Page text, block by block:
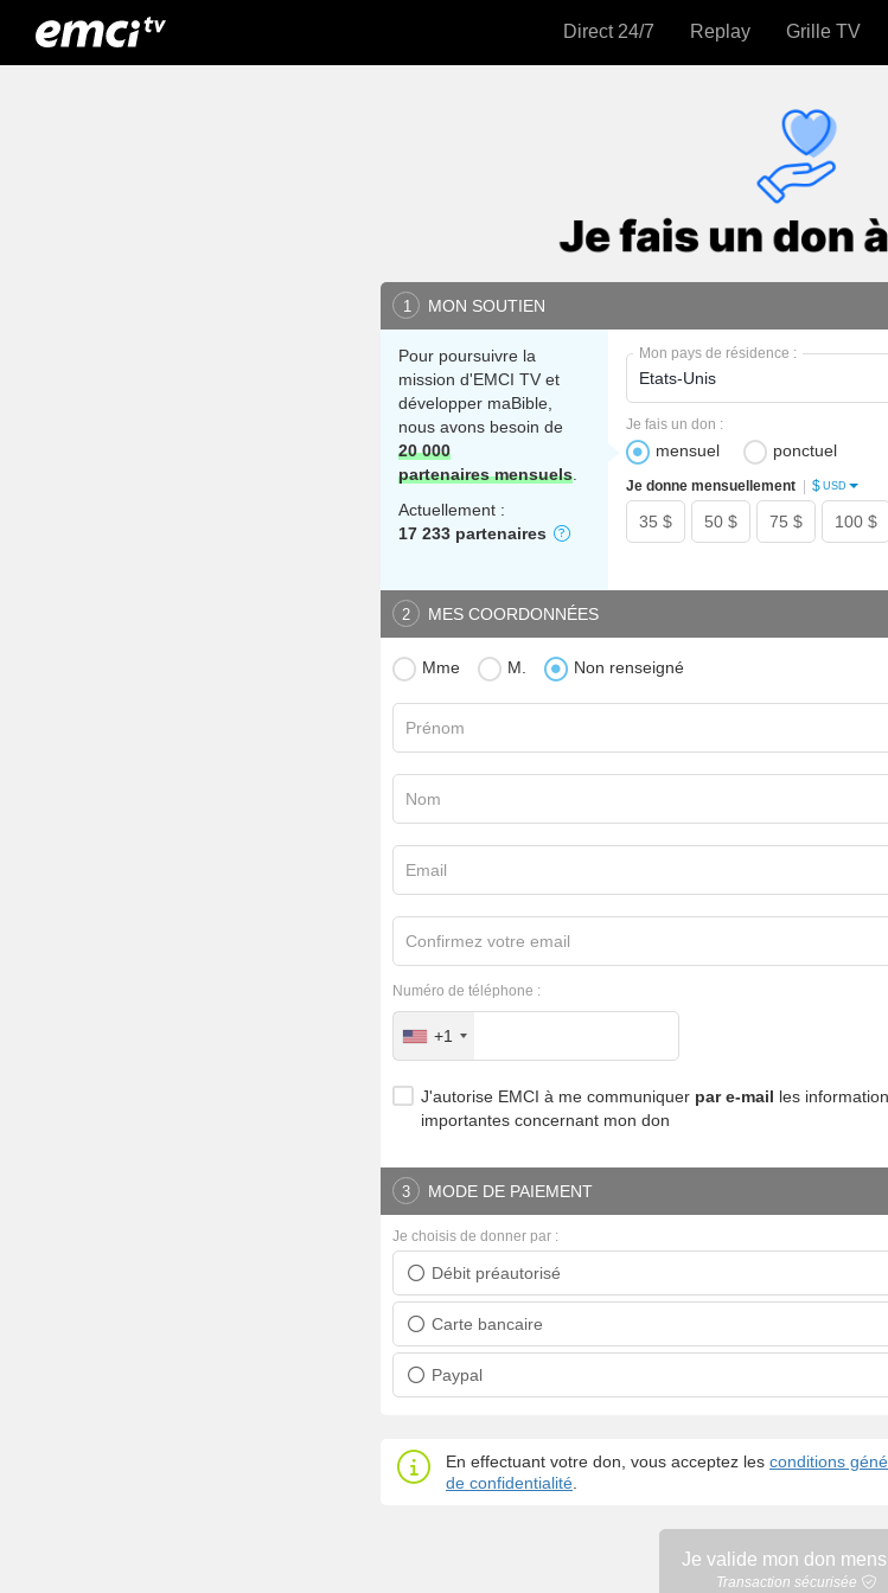
Direct 24/7 Replay Grille TV
1 MON SOUTIEN
Pour poursuivre la
mission d'EMCI TV et
développer maBible,
nous avons besoin de
20 000
partenaires mensuels.
Actuellement :
17 233 partenaires
Mon pays de résidence :
mensuel ponctuel
Je fais un don :
35 $ 50 $ 75 $ 100 $
Je donne mensuellement $ USD
2 MES COORDONNÉES
Mme M. Non renseigné
Prénom
Nom
Email
Confirmez votre email
Numéro de téléphone :
+1
J'autorise EMCI à me communiquer par e-mail les
importantes concernant mon don
3 MODE DE PAIEMENT
Débit préautorisé
Prélèvement bancaire
Carte bancaire
Carte bancaire
Paypal
Paypal
Je choisis de donner par :
En effectuant votre don, vous acceptez les conditions
de confidentialité.
Je valide mon don
Transaction sécurisée